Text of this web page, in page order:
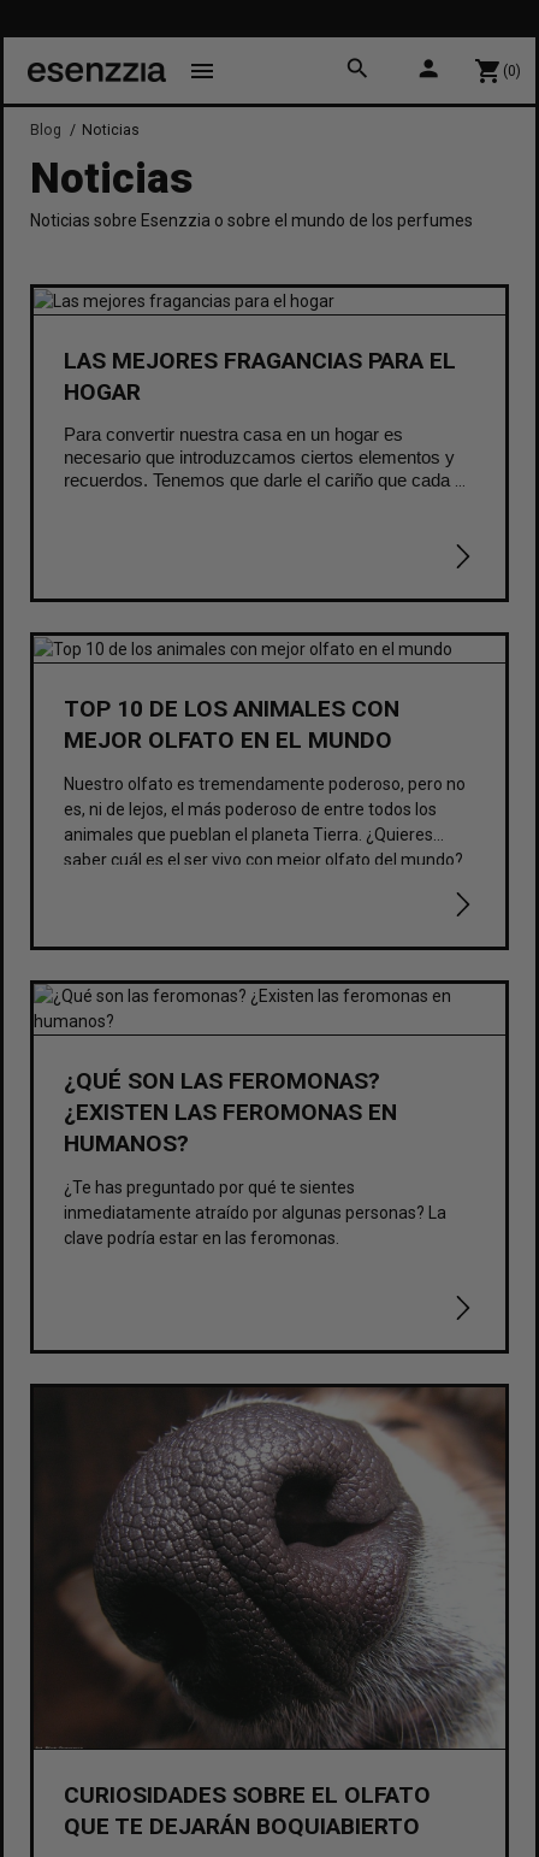
menu search person shopping_cart (0)
Blog Noticias
Noticias
Noticias sobre Esenzzia o sobre el mundo de los perfumes
LAS MEJORES FRAGANCIAS PARA EL
HOGAR
Para convertir nuestra casa en un hogar es
necesario que introduzcamos ciertos elementos y
recuerdos. Tenemos que darle el cariño que cada
TOP 10 DE LOS ANIMALES CON
MEJOR OLFATO EN EL MUNDO
Nuestro olfato es tremendamente poderoso, pero no
es, ni de lejos, el más poderoso de entre todos los
animales que pueblan el planeta Tierra. ¿Quieres
saber cuál es el ser vivo con mejor olfato del mundo?
¿QUÉ SON LAS FEROMONAS?
¿EXISTEN LAS FEROMONAS EN
HUMANOS?
¿Te has preguntado por qué te sientes
inmediatamente atraído por algunas personas? La
clave podría estar en las feromonas.
CURIOSIDADES SOBRE EL OLFATO
QUE TE DEJARÁN BOQUIABIERTO